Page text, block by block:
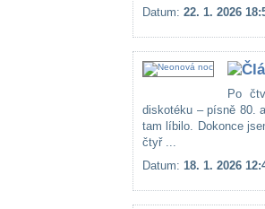
Datum: 22. 1. 2026
Po
diskotéku – písně 80.
tam líbilo. Dokonce
čtyř ...
Datum: 18. 1. 2026